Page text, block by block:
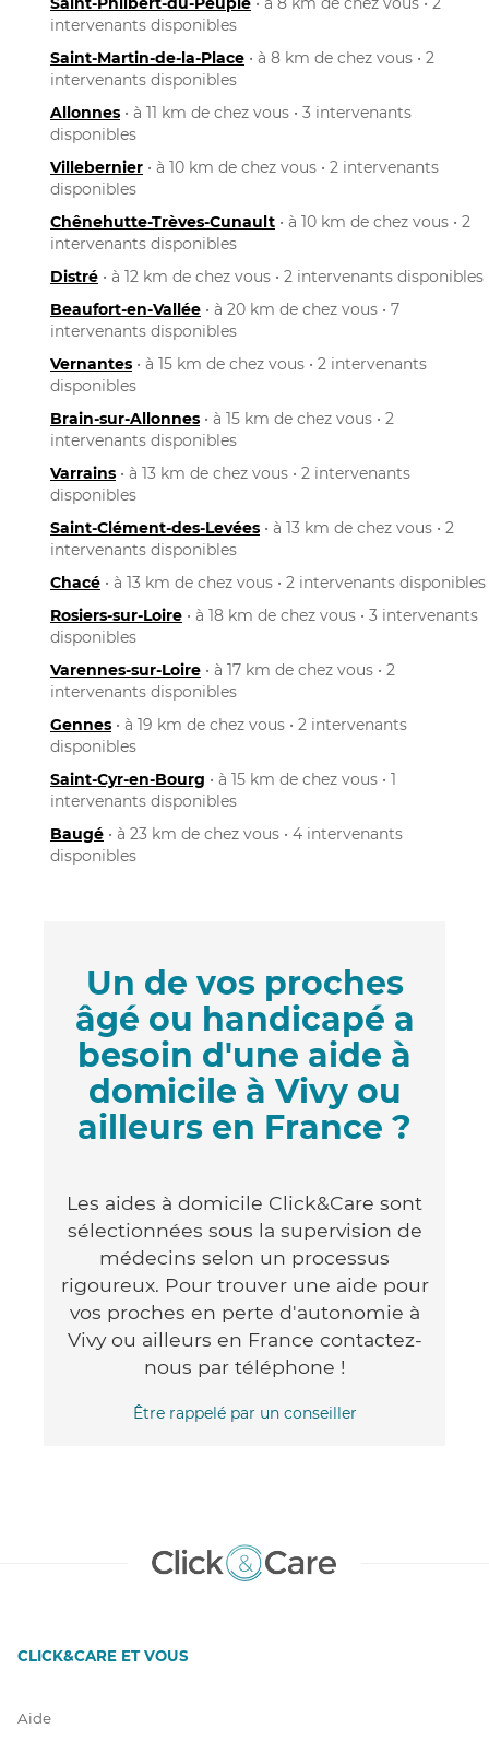
intervenants disponibles
Saint-Martin-de-la-Place • à 8 km de chez vous • 2
intervenants disponibles
Allonnes • à 11 km de chez vous • 3 intervenants
disponibles
Villebernier • à 10 km de chez vous • 2 intervenants
disponibles
Chênehutte-Trèves-Cunault • à 10 km de chez vous • 2
intervenants disponibles
Distré • à 12 km de chez vous • 2 intervenants disponibles
Beaufort-en-Vallée • à 20 km de chez vous • 7
intervenants disponibles
Vernantes • à 15 km de chez vous • 2 intervenants
disponibles
Brain-sur-Allonnes • à 15 km de chez vous • 2
intervenants disponibles
Varrains • à 13 km de chez vous • 2 intervenants
disponibles
Saint-Clément-des-Levées • à 13 km de chez vous • 2
intervenants disponibles
Chacé • à 13 km de chez vous • 2 intervenants disponibles
Rosiers-sur-Loire • à 18 km de chez vous • 3 intervenants
disponibles
Varennes-sur-Loire • à 17 km de chez vous • 2
intervenants disponibles
Gennes • à 19 km de chez vous • 2 intervenants
disponibles
Saint-Cyr-en-Bourg • à 15 km de chez vous • 1
intervenants disponibles
Baugé • à 23 km de chez vous • 4 intervenants
disponibles
Un de vos proches
âgé ou handicapé a
besoin d'une aide à
domicile à Vivy ou
ailleurs en France ?
Les aides à domicile Click&Care sont
sélectionnées sous la supervision de
médecins selon un processus
rigoureux. Pour trouver une aide pour
vos proches en perte d'autonomie à
Vivy ou ailleurs en France contactez-
nous par téléphone !
Être rappelé par un conseiller
CLICK&CARE ET VOUS
Aide